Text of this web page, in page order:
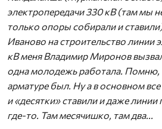
электропередачи 330 кВ (там мы
только опоры собирали и
Иваново на строительство линии
кВ меня Владимир Миронов
одна молодежь работала. Помню,
арматуре был. Ну а в основном
и «десятки» ставили и даже
где-то. Там месячишко, там два...